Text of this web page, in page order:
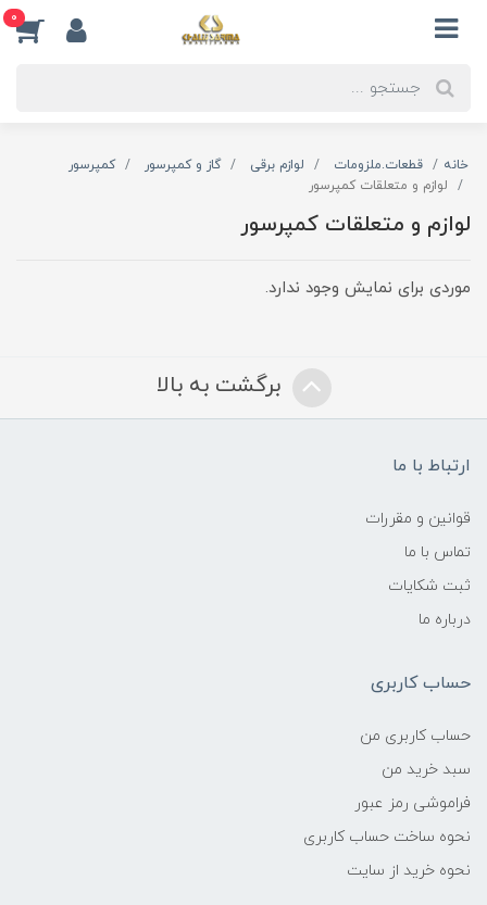
0
خانه قطعات.ملزومات لوازم برقی گاز و کمپرسور
کمپرسور
لوازم و متعلقات کمپرسور
لوازم و متعلقات کمپرسور
موردی برای نمایش وجود ندارد.
برگشت به بالا
ارتباط با ما
قوانین و مقررات
تماس با ما
ثبت شکایات
درباره ما
حساب کاربری
حساب کاربری من
سبد خرید من
فراموشی رمز عبور
نحوه ساخت حساب کاربری
نحوه خرید از سایت